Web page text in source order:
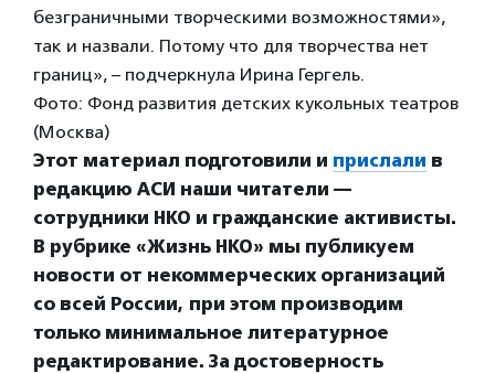
безграничными творческими возможностями»,
так и назвали. Потому что для творчества нет
границ», – подчеркнула Ирина Гергель.
Фото: Фонд развития детских кукольных театров
(Москва)
Этот материал подготовили и прислали в
редакцию АСИ наши читатели —
сотрудники НКО и гражданские активисты.
В рубрике «Жизнь НКО» мы публикуем
новости от некоммерческих организаций
со всей России, при этом производим
только минимальное литературное
редактирование. За достоверность